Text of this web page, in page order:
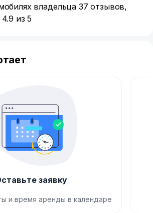
владельца 37 отзывов,
из 5
заявку
и время аренды в календаре